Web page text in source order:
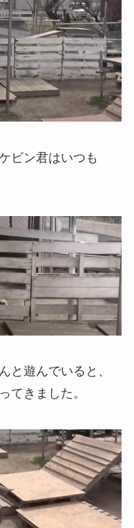
ビン君はいつも
と遊んでいると、
てきました。